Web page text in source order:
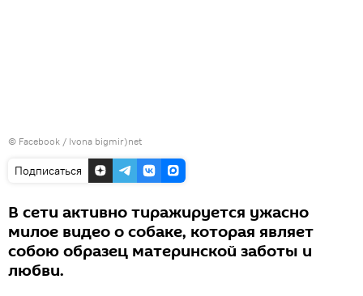
© Facebook / Ivona bigmir)net
Подписаться
В сети активно тиражируется ужасно
милое видео о собаке, которая являет
собою образец материнской заботы и
любви.